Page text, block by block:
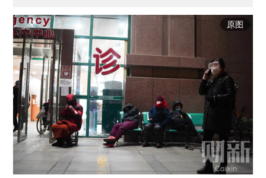
原图